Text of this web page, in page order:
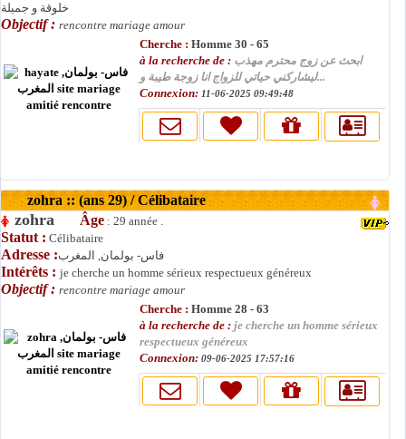
خلوقة و جميلة
Objectif : rencontre mariage amour
Cherche : Homme 30 - 65
à la recherche de : ابحث عن زوج محترم مهذب
ليشاركني حياتي للزواج انا زوجة طيبة و...
Connexion: 11-06-2025 09:49:48
zohra :: (ans 29) / Célibataire
zohra Âge : 29 année .
Statut : Célibataire
Adresse :فاس- بولمان, المغرب
Intérêts : je cherche un homme sérieux respectueux généreux
Objectif : rencontre mariage amour
Cherche : Homme 28 - 63
à la recherche de : je cherche un homme sérieux
respectueux généreux
Connexion: 09-06-2025 17:57:16